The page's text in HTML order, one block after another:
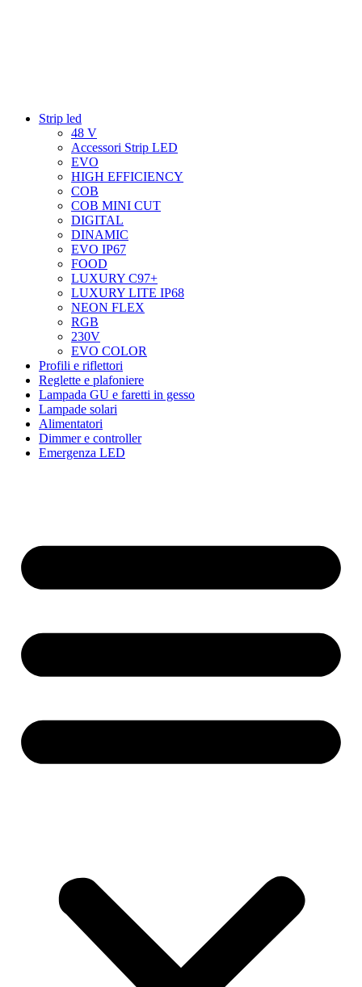
Strip led
48 V
Accessori Strip LED
EVO
HIGH EFFICIENCY
COB
COB MINI CUT
DIGITAL
DINAMIC
EVO IP67
FOOD
LUXURY C97+
LUXURY LITE IP68
NEON FLEX
RGB
230V
EVO COLOR
Profili e riflettori
Reglette e plafoniere
Lampada GU e faretti in gesso
Lampade solari
Alimentatori
Dimmer e controller
Emergenza LED